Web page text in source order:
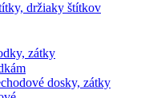
držiaky štítkov
zátky
dosky, zátky